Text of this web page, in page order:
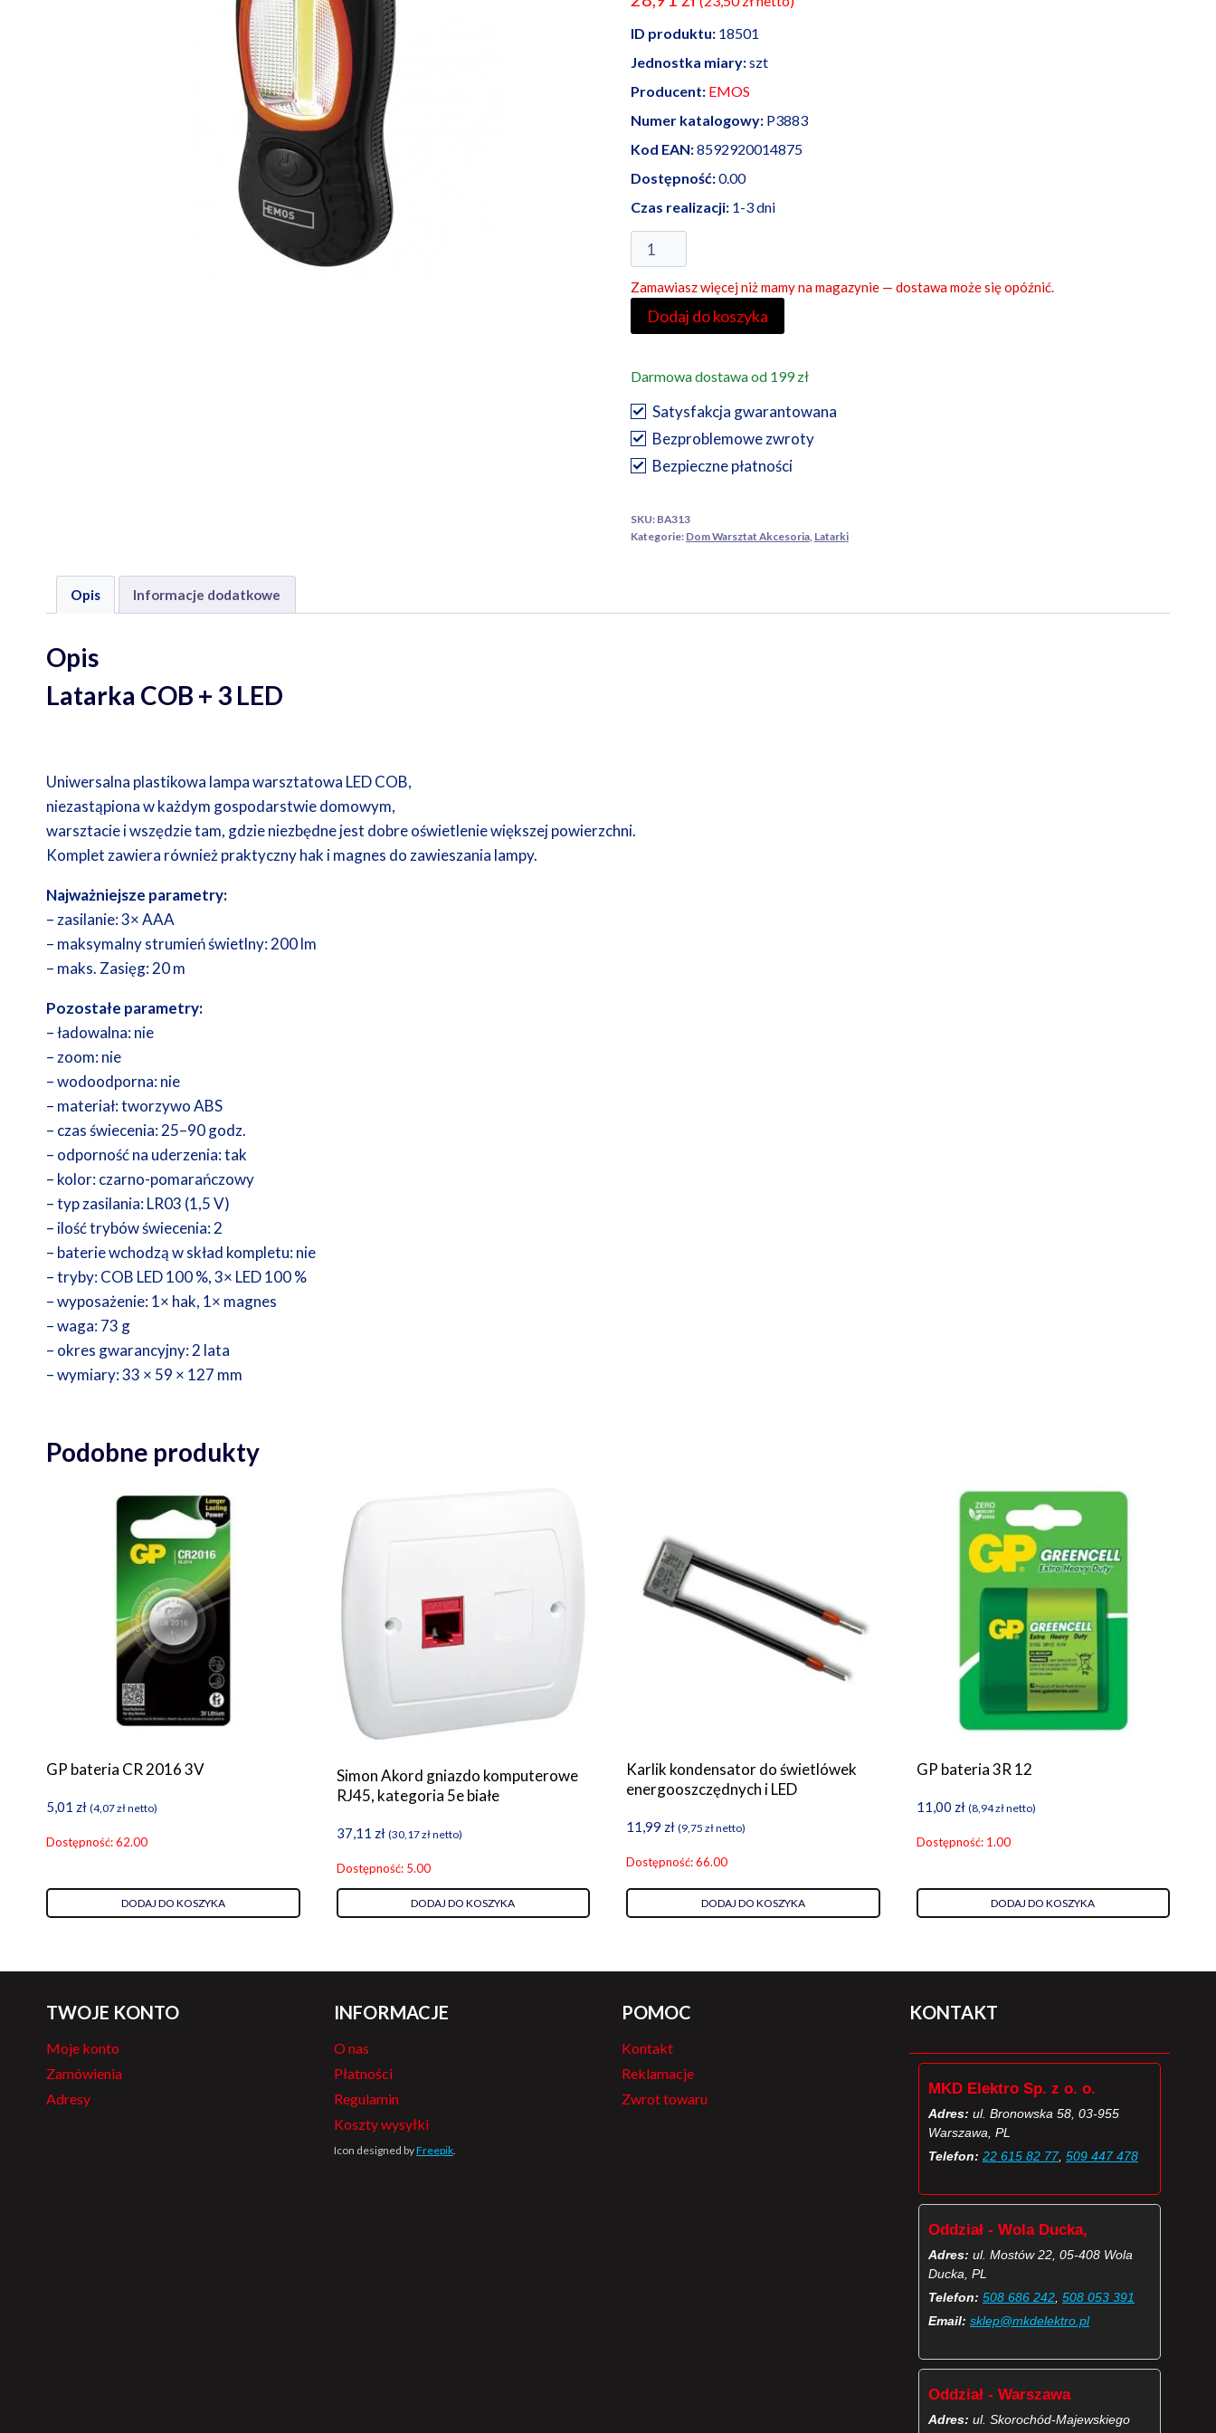
ID produktu:18501
Jednostka miary:szt
Producent: EMOS
Numer katalogowy:P3883
Kod EAN:8592920014875
Dostępność:0.00
Czas realizacji:1-3 dni
ilość
Emos
latarka
COB
+
Zamawiasz więcej niż mamy na magazynie — dostawa może się opóźnić.
Dodaj do koszyka
Darmowa dostawa od 199 zł
Satysfakcja gwarantowana
Bezproblemowe zwroty
Bezpieczne płatności
SKU: BA313
Kategorie: Dom Warsztat Akcesoria, Latarki
Opis Informacje dodatkowe
Opis
Latarka COB + 3 LED
Uniwersalna plastikowa lampa warsztatowa LED COB,
niezastąpiona w każdym gospodarstwie domowym,
warsztacie i wszędzie tam, gdzie niezbędne jest dobre oświetlenie większej powierzchni.
Komplet zawiera również praktyczny hak i magnes do zawieszania lampy.
Najważniejsze parametry:
– zasilanie: 3× AAA
– maksymalny strumień świetlny: 200 lm
– maks. Zasięg: 20 m
Pozostałe parametry:
– ładowalna: nie
– zoom: nie
– wodoodporna: nie
– materiał: tworzywo ABS
– czas świecenia: 25–90 godz.
– odporność na uderzenia: tak
– kolor: czarno-pomarańczowy
– typ zasilania: LR03 (1,5 V)
– ilość trybów świecenia: 2
– baterie wchodzą w skład kompletu: nie
– tryby: COB LED 100 %, 3× LED 100 %
– wyposażenie: 1× hak, 1× magnes
– waga: 73 g
– okres gwarancyjny: 2 lata
– wymiary: 33 × 59 × 127 mm
Podobne produkty
GP bateria CR 2016 3V
5,01 zł (4,07złnetto)
Dostępność: 62.00
DODAJ DO KOSZYKA
Simon Akord gniazdo komputerowe
RJ45, kategoria 5e białe
37,11 zł (30,17złnetto)
Dostępność: 5.00
DODAJ DO KOSZYKA
Karlik kondensator do świetlówek
energooszczędnych i LED
11,99 zł (9,75 złnetto)
Dostępność: 66.00
DODAJ DO KOSZYKA
GP bateria 3R 12
11,00 zł (8,94złnetto)
Dostępność: 1.00
DODAJ DO KOSZYKA
TWOJE KONTO
Moje konto
Zamówienia
Adresy
INFORMACJE
O nas
Płatności
Regulamin
Koszty wysyłki
Icon designed byFreepik
POMOC
Kontakt
Reklamacje
Zwrot towaru
KONTAKT
MKD Elektro Sp. z o. o.
Adres: ul. Bronowska 58, 03-955
Warszawa, PL
Telefon: 22 615 82 77, 509 447 478
Oddział - Wola Ducka,
Adres: ul. Mostów 22, 05-408 Wola
Ducka, PL
Telefon: 508 686 242 508 053 391
Email: sklep@mkdelektro.pl
Oddział - Warszawa
Adres: ul. Skorochód-Majewskiego